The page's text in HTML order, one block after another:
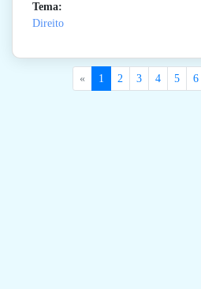
Tema:
Direito
« 1 2 3 4 5 6